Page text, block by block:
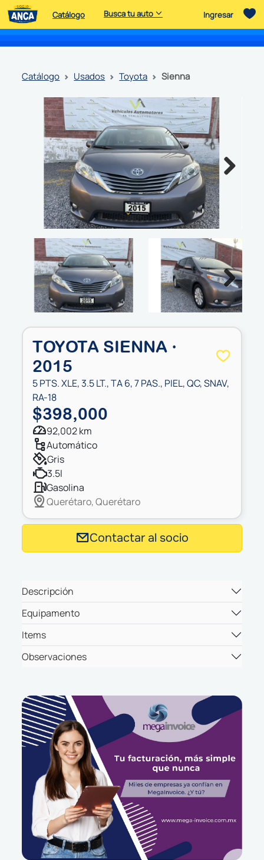
Catálogo Busca tu auto Ingresar
catálogo usados toyota sienna
Next
Next
TOYOTA SIENNA ·
2015
5 PTS. XLE, 3.5 LT., TA 6, 7 PAS., PIEL, QC, SNAV,
RA-18
$398,000
92,002 km
automático
gris
3.5l
gasolina
Querétaro, Querétaro
Contactar al socio
Descripción
Equipamento
Items
Observaciones